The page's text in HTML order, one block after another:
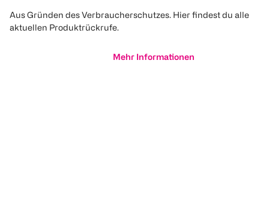
Aus Gründen des Verbraucherschutzes. Hier findest du alle
aktuellen Produktrückrufe.
Mehr Informationen